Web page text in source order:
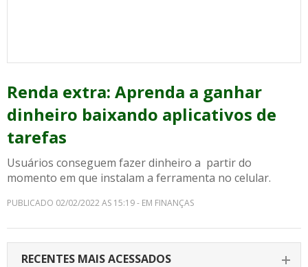
Renda extra: Aprenda a ganhar
dinheiro baixando aplicativos de
tarefas
Usuários conseguem fazer dinheiro a partir do
momento em que instalam a ferramenta no celular.
PUBLICADO 02/02/2022 AS 15:19 - EM FINANÇAS
RECENTES MAIS ACESSADOS